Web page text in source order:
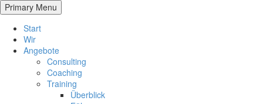
Primary Menu
Start
Wir
Angebote
Consulting
Coaching
Training
Überblick